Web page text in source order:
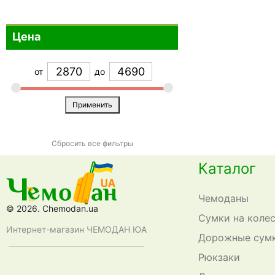
Volkswagen
Xiaomi
CarryOn
Разноцветный
Серебристый
Сиреневый
Фиолетовый
Фуксия
Цена
от до
Применить
Сбросить все фильтры
© 2026. Chemodan.ua
Интернет-магазин ЧЕМОДАН ЮА
Каталог
Чемоданы
Сумки на
Дорожные
Рюкзаки